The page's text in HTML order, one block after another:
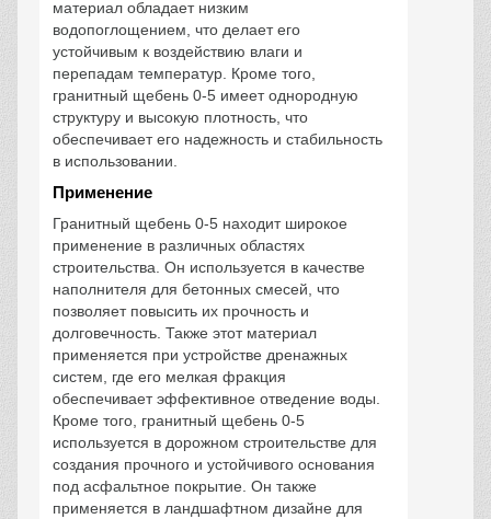
материал обладает низким
водопоглощением, что делает его
устойчивым к воздействию влаги и
перепадам температур. Кроме того,
гранитный щебень 0-5 имеет однородную
структуру и высокую плотность, что
обеспечивает его надежность и стабильность
в использовании.
Применение
Гранитный щебень 0-5 находит широкое
применение в различных областях
строительства. Он используется в качестве
наполнителя для бетонных смесей, что
позволяет повысить их прочность и
долговечность. Также этот материал
применяется при устройстве дренажных
систем, где его мелкая фракция
обеспечивает эффективное отведение воды.
Кроме того, гранитный щебень 0-5
используется в дорожном строительстве для
создания прочного и устойчивого основания
под асфальтное покрытие. Он также
применяется в ландшафтном дизайне для